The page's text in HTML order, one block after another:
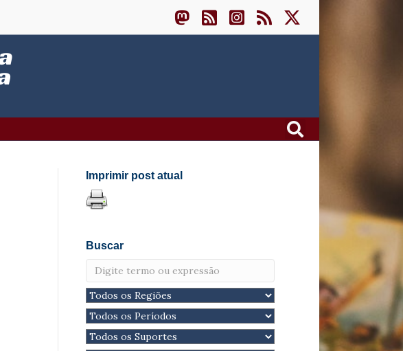
Imprimir post atual
Buscar